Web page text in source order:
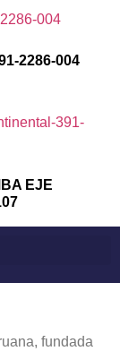
2286-004
EJE
fundada